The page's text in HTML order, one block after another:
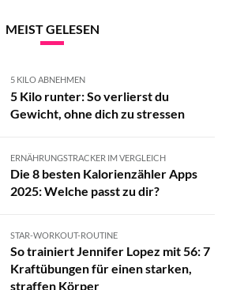
MEIST GELESEN
5 KILO ABNEHMEN
5 Kilo runter: So verlierst du
Gewicht, ohne dich zu stressen
ERNÄHRUNGSTRACKER IM VERGLEICH
Die 8 besten Kalorienzähler Apps
2025: Welche passt zu dir?
STAR-WORKOUT-ROUTINE
So trainiert Jennifer Lopez mit 56: 7
Kraftübungen für einen starken,
straffen Körper